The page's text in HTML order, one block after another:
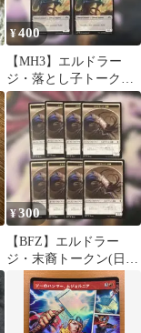
¥400
【MH3】エルドラー
ジ・落とし子トークン
(英)
¥300
【BFZ】エルドラー
ジ・末裔トークン(日)
(002)